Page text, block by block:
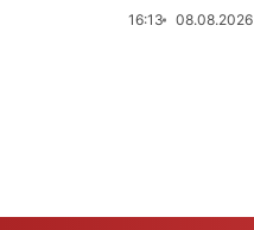
16:13 08.08.2026